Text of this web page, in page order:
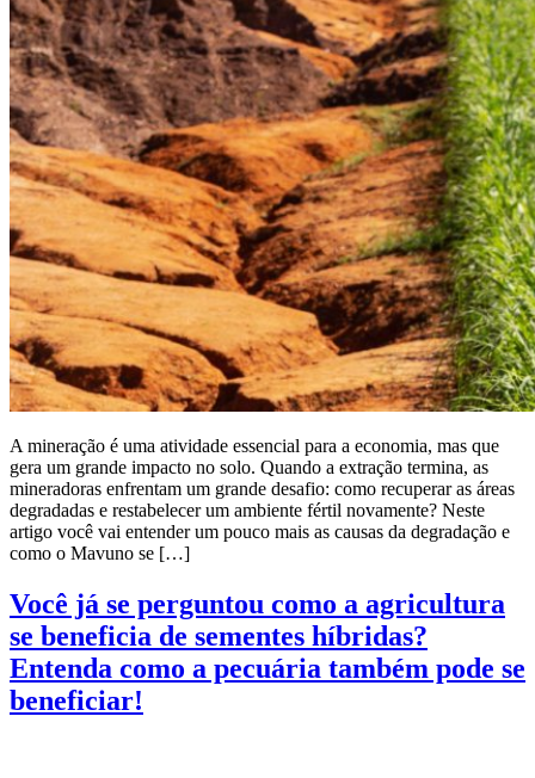
A mineração é uma atividade essencial para a economia, mas que
gera um grande impacto no solo. Quando a extração termina, as
mineradoras enfrentam um grande desafio: como recuperar as áreas
degradadas e restabelecer um ambiente fértil novamente? Neste
artigo você vai entender um pouco mais as causas da degradação e
como o Mavuno se […]
Você já se perguntou como a agricultura
se beneficia de sementes híbridas?
Entenda como a pecuária também pode se
beneficiar!